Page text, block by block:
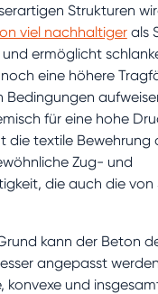
Strukturen
viel nachhaltigerals
und ermöglicht
eine höhere
Bedingungen
für eine hohe
die textile Bewehrung
Zug- und
die auch die
kann der Beton
angepasst
konvexe und